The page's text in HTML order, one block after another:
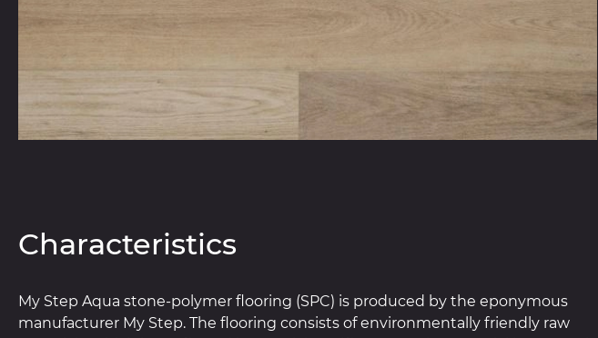
Characteristics
My Step Aqua stone-polymer flooring (SPC) is produced by the eponymous
manufacturer My Step. The flooring consists of environmentally friendly raw